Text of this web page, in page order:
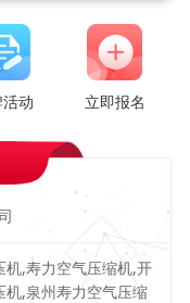
动 立即报名
机,寿力空气压缩机,开
机,泉州寿力空气压缩